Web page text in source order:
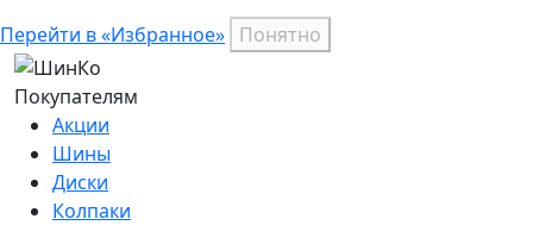
Перейти в «Избранное» Понятно
Покупателям
Акции
Шины
Диски
Колпаки